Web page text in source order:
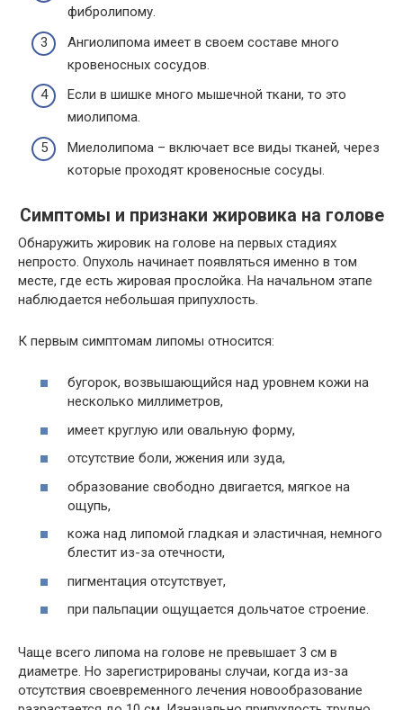
фибролипому.
Ангиолипома имеет в своем составе много
кровеносных сосудов.
Если в шишке много мышечной ткани, то это
миолипома.
Миелолипома – включает все виды тканей, через
которые проходят кровеносные сосуды.
Симптомы и признаки жировика на голове
Обнаружить жировик на голове на первых стадиях
непросто. Опухоль начинает появляться именно в том
месте, где есть жировая прослойка. На начальном этапе
наблюдается небольшая припухлость.
К первым симптомам липомы относится:
бугорок, возвышающийся над уровнем кожи на
несколько миллиметров,
имеет круглую или овальную форму,
отсутствие боли, жжения или зуда,
образование свободно двигается, мягкое на
ощупь,
кожа над липомой гладкая и эластичная, немного
блестит из-за отечности,
пигментация отсутствует,
при пальпации ощущается дольчатое строение.
Чаще всего липома на голове не превышает 3 см в
диаметре. Но зарегистрированы случаи, когда из-за
отсутствия своевременного лечения новообразование